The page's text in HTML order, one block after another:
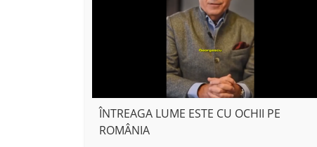
ÎNTREAGA LUME ESTE CU OCHII PE
ROMÂNIA